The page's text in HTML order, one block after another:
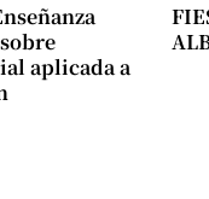
aplicada a